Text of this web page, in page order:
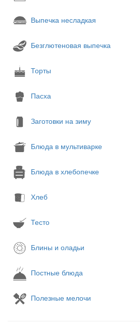
Выпечка несладкая
Безглютеновая выпечка
Торты
Пасха
Заготовки на зиму
Блюда в мультиварке
Блюда в хлебопечке
Хлеб
Тесто
Блины и оладьи
Постные блюда
Полезные мелочи